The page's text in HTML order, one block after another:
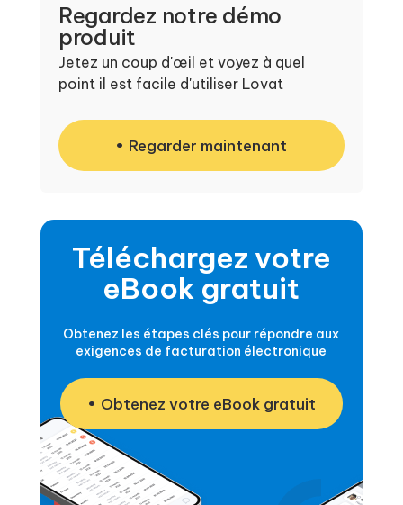
Regardez notre démo
produit
Jetez un coup d'œil et voyez à quel
point il est facile d'utiliser Lovat
Regarder maintenant
Téléchargez votre
eBook gratuit
Obtenez les étapes clés pour répondre aux
exigences de facturation électronique
Obtenez votre eBook gratuit